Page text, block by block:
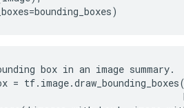
box in an image summary.
=